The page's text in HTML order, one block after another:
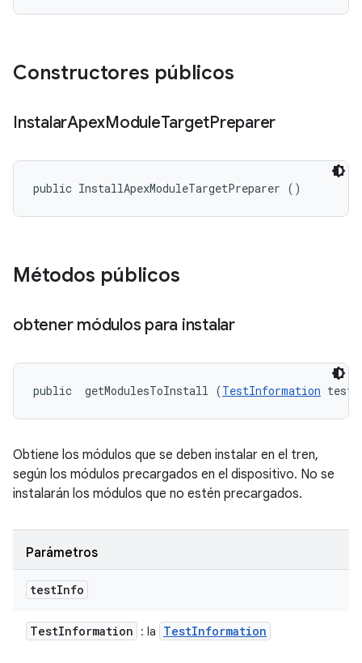
Constructores públicos
InstalarApexModuleTargetPreparer
public InstallApexModuleTargetPreparer ()
Métodos públicos
obtener módulos para instalar
public getModulesToInstall (TestInformation
Obtiene los módulos que se deben instalar en el tren,
según los módulos precargados en el dispositivo. No se
instalarán los módulos que no estén precargados.
Parámetros
testInfo
TestInformation : la TestInformation